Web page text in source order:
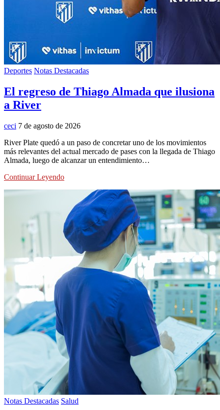
Deportes Notas Destacadas
El regreso de Thiago Almada que ilusiona
a River
ceci 7 de agosto de 2026
River Plate quedó a un paso de concretar uno de los movimientos
más relevantes del actual mercado de pases con la llegada de Thiago
Almada, luego de alcanzar un entendimiento…
Continuar Leyendo
Notas Destacadas Salud